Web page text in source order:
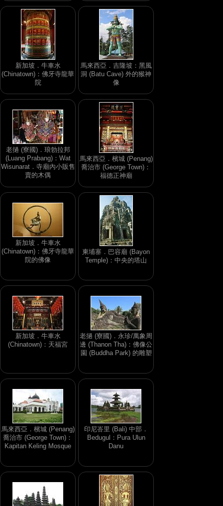
新加坡．牛車水
(Chinatown)：佛牙寺龍華
院
馬來西亞．吉隆坡：黑風
洞 (Batu Cave) 外的猴神
像
老撾 (寮國)．琅勃拉邦
(Luang Prabang)：Wat
Wisunarat．寺廟內小販售
賣的木偶
馬來西亞．檳城 (Penang)
喬治市 (George Town)：
福德正神廟
新加坡．牛車水
(Chinatown)：佛牙寺龍華
院的佛像
柬埔寨．巴容廟 (Bayon
Temple)：中央的塔山
新加坡．牛車水
(Chinatown)：天福宮
老撾 (寮國)．永珍/萬象周
邊 (Thanon Tha)：佛像公
園 (Buddha Park) 的雕塑
馬來西亞．檳城 (Penang)
喬治市 (George Town)：
Kapitan Keling Mosque
印尼峇里 (Bali) 中部．
Bedugul：Pura Ulun
Danu